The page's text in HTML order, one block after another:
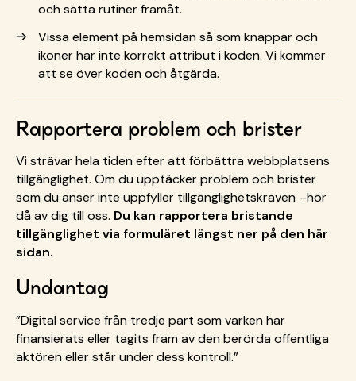
och sätta rutiner framåt.
Vissa element på hemsidan så som knappar och
ikoner har inte korrekt attribut i koden. Vi kommer
att se över koden och åtgärda.
Rapportera problem och brister
Vi strävar hela tiden efter att förbättra webbplatsens
tillgänglighet. Om du upptäcker problem och brister
som du anser inte uppfyller tillgänglighetskraven –hör
då av dig till oss. Du kan rapportera bristande
tillgänglighet via formuläret längst ner på den här
sidan.
Undantag
”Digital service från tredje part som varken har
finansierats eller tagits fram av den berörda offentliga
aktören eller står under dess kontroll.”